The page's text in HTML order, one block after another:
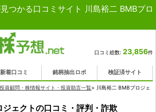
つかる口コミサイト 川島裕二 BMBプロ
口コミ総数: 23,856件
新着口コミ 銘柄抽出ロボ 検証済サイト
投資顧問・株情報サイト・投資助言一覧> 川島裕二 BMBプロジェ
ェクトの口コミ・評判・詐欺